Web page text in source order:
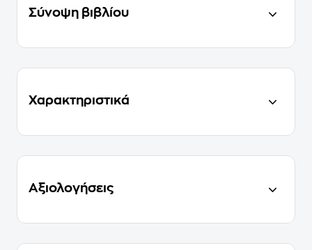
Σύνοψη βιβλίου
Χαρακτηριστικά
Αξιολογήσεις